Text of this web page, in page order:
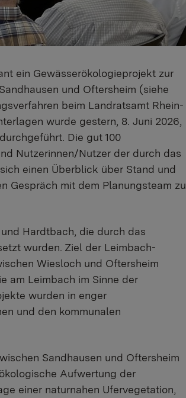
ein Gewässerökologieprojekt zur
und Oftersheim (siehe
beim Landratsamt Rhein-
wurde gestern, 8. Juni 2026,
Die gut 100
Nutzerinnen/Nutzer der durch das
einen Überblick über Stand und
Gespräch mit dem Planungsteam zu
Hardtbach, die durch das
wurden. Ziel der Leimbach-
Wiesloch und Oftersheim
am Leimbach im Sinne der
wurden in enger
und den kommunalen
Sandhausen und Oftersheim
Aufwertung der
einer naturnahen Ufervegetation,